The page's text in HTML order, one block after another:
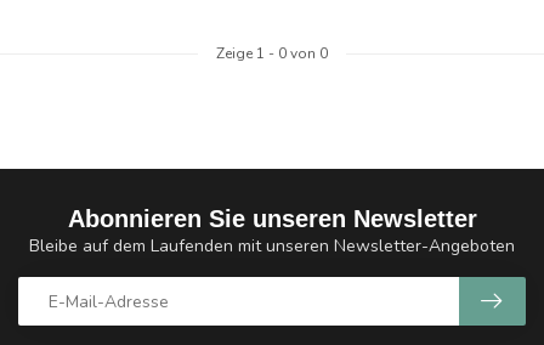
Zeige 1 - 0von 0
Abonnieren Sie unseren Newsletter
Bleibe auf dem Laufenden mit unseren Newsletter-Angeboten